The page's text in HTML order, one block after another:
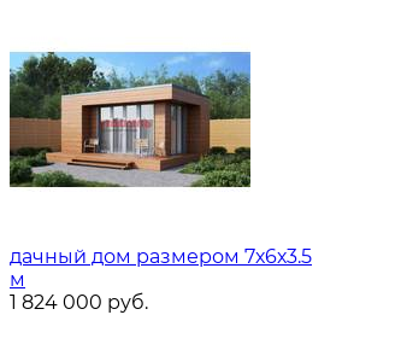
дачный дом размером 7х6х3.5
м
1 824 000 руб.